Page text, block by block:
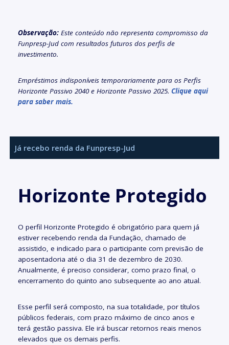
Observação:Este conteúdo não representa compromisso da
Funpresp-Jud com resultados futuros dos perfis de
investimento.
Empréstimos indisponíveis temporariamente para os Perfis
Horizonte Passivo 2040 e Horizonte Passivo 2025. Clique aqui
para saber mais.
Já recebo renda da Funpresp-Jud
Horizonte Protegido
O perfil Horizonte Protegido é obrigatório para quem já
estiver recebendo renda da Fundação, chamado de
assistido, e indicado para o participante com previsão de
aposentadoria até o dia 31 de dezembro de 2030.
Anualmente, é preciso considerar, como prazo final, o
encerramento do quinto ano subsequente ao ano atual.
Esse perfil será composto, na sua totalidade, por títulos
públicos federais, com prazo máximo de cinco anos e
terá gestão passiva. Ele irá buscar retornos reais menos
elevados que os demais perfis.